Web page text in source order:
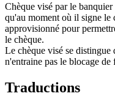
Chèque visé par le
qu'au moment où il signe le
approvisionné pour
le chèque.
Le chèque visé se distingue
n'entraine pas le blocage
Traductions